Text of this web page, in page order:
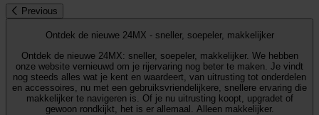
Previous
Ontdek de nieuwe 24MX - sneller, soepeler, makkelijker
Ontdek de nieuwe 24MX: sneller, soepeler, makkelijker. We hebben
onze website vernieuwd om je rijervaring nog beter te maken. Je vindt
nog steeds alles wat je kent en waardeert, van uitrusting tot onderdelen
en accessoires, nu met een gebruiksvriendelijkere, snellere ervaring die
makkelijker te navigeren is. Of je nu uitrusting koopt, upgradet of
gewoon rondkijkt, het is er allemaal. Alleen makkelijker.